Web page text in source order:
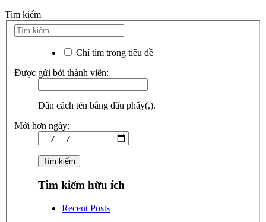
Tìm kiếm
Chỉ tìm trong tiêu đề
Được gửi bởi thành viên:
Dãn cách tên bằng dấu phẩy(,).
Mới hơn ngày:
Tìm kiếm hữu ích
Recent Posts